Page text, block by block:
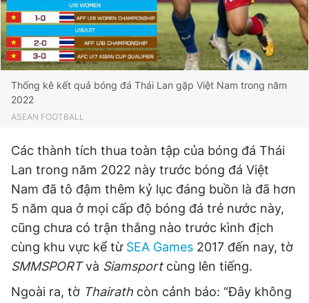
Thống kê kết quả bóng đá Thái Lan gặp Việt Nam trong năm
2022
ASEAN FOOTBALL
Các thành tích thua toàn tập của bóng đá Thái
Lan trong năm 2022 này trước bóng đá Việt
Nam đã tô đậm thêm kỷ lục đáng buồn là đã hơn
5 năm qua ở mọi cấp độ bóng đá trẻ nước này,
cũng chưa có trận thắng nào trước kình địch
cùng khu vực kể từ SEA Games 2017 đến nay, tờ
SMMSPORTvà Siamsportcùng lên tiếng.
Ngoài ra, tờ Thairath còn cảnh báo: “Đây không